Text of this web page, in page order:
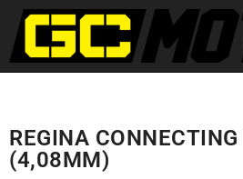
REGINA
(4,08MM)